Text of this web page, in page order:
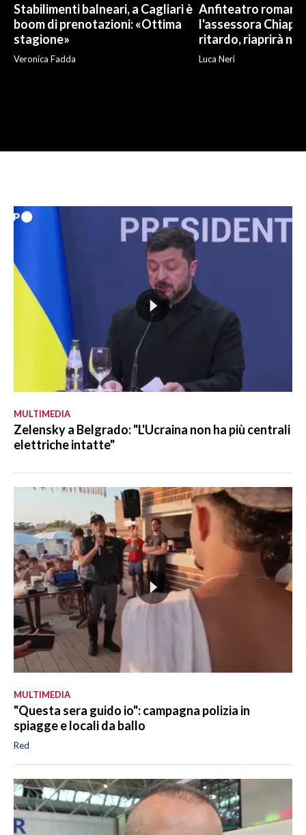
Stabilimenti balneari, a Cagliari è
boom di prenotazioni: «Ottima
stagione»
Veronica Fadda
Anfiteatro romano
l'assessora
ritardo, riaprirà nel
Luca Neri
MULTIMEDIA
Zelensky a Belgrado: "L'Ucraina non ha più centrali
elettriche intatte"
MULTIMEDIA
"Questa sera guido io": campagna polizia in
spiagge e locali da ballo
Red